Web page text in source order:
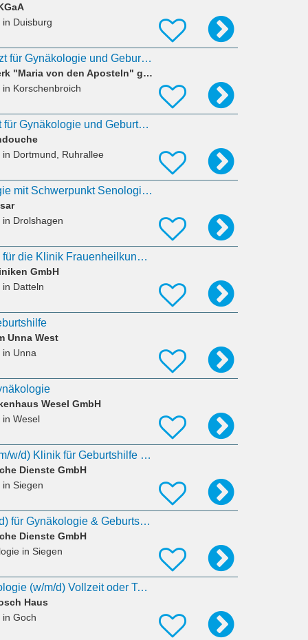
in Duisburg
Fachärztin / Facharzt für Gynäkologie und Geburtshilfe (m/w/d) – Onkologische Rehabilitation,
Krankenhaus Neuwerk "Maria von den Aposteln" gGmbH
in Korschenbroich
Fachärztin/Facharzt für Gynäkologie und Geburtshilfe (m/w/d)
in Dortmund, Ruhrallee
Oberarzt Gynäkologie mit Schwerpunkt Senologie (m/w/d)
in Drolshagen
Oberarzt/Oberärztin für die Klinik Frauenheilkunde & Geburtshilfe
GmbH
in Datteln
Unna West
in Unna
Wesel GmbH
in Wesel
Oberarzt/Facharzt (m/w/d) Klinik für Geburtshilfe und Pränatalmedizin Perinatalzentrum Level 1
Dienste GmbH
in Siegen
Assistenzarzt (m/w/d) für Gynäkologie & Geburtshilfe in Siegen
Dienste GmbH
in Siegen
Facharzt für Gynäkologie (w/m/d) Vollzeit oder Teilzeit im MVZ
Haus
in Goch